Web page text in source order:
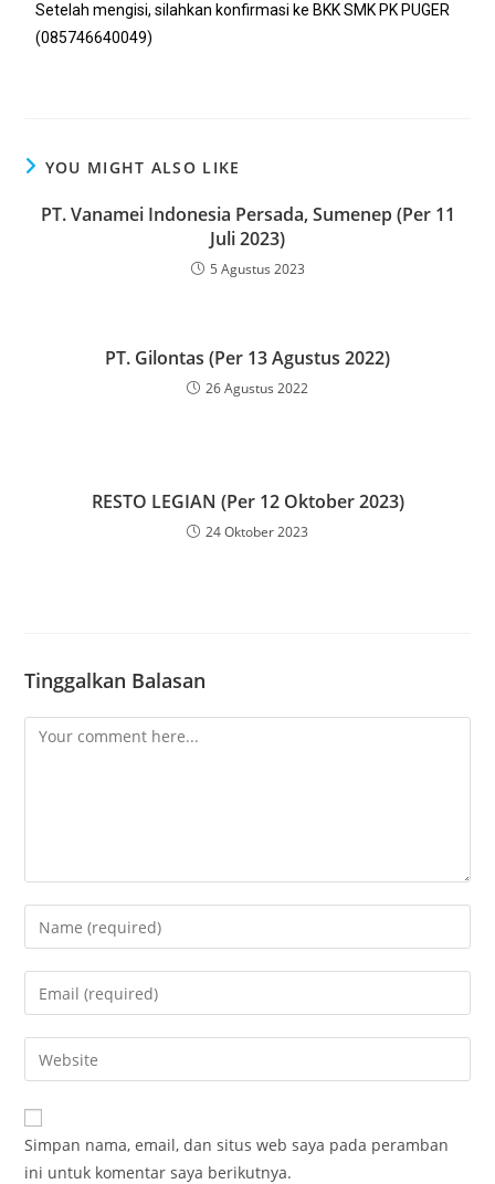
Setelah mengisi, silahkan konfirmasi ke BKK SMK PK PUGER
(085746640049)
YOU MIGHT ALSO LIKE
PT. Vanamei Indonesia Persada, Sumenep (Per 11
Juli 2023)
5 Agustus 2023
PT. Gilontas (Per 13 Agustus 2022)
26 Agustus 2022
RESTO LEGIAN (Per 12 Oktober 2023)
24 Oktober 2023
Tinggalkan Balasan
Simpan nama, email, dan situs web saya pada peramban
ini untuk komentar saya berikutnya.